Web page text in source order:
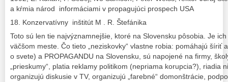
a kŕmia národ informáciami v propagujúci prospech USA
18. Konzervatívny inštitút M . R. Štefánika
Toto sú len tie najvýznamnejšie, ktoré na Slovensku pôsobia. Je
väčšom meste. Čo tieto „neziskovky“ vlastne robia: pomáhajú šíriť
o svete) a PROPAGANDU na Slovensku, sú napojené na firmy,
„prieskumy“, platia reklamy politikom (nepriama korupcia?), riadia
organizujú diskusie v TV, organizujú „farebné“ domonštrácie,